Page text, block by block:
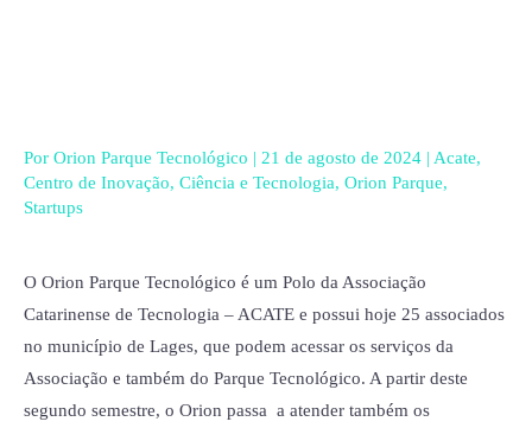
Por Orion Parque Tecnológico | 21 de agosto de 2024 | Acate,
Centro de Inovação, Ciência e Tecnologia, Orion Parque,
Startups
O Orion Parque Tecnológico é um Polo da Associação
Catarinense de Tecnologia – ACATE e possui hoje 25 associados
no município de Lages, que podem acessar os serviços da
Associação e também do Parque Tecnológico. A partir deste
segundo semestre, o Orion passa a atender também os